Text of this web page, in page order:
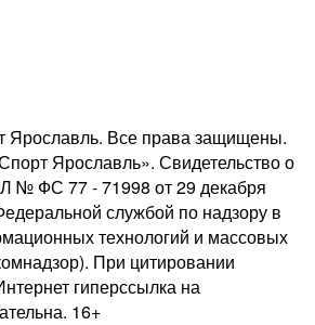
Все права защищены.
Ярославль». Свидетельство о
№ ФС 77 - 71998 от 29 декабря
службой по надзору в
технологий и массовых
При цитировании
гиперссылка на
16+